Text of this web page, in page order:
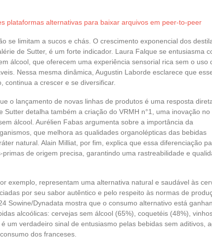
plataformas alternativas para baixar arquivos em peer-to-peer
se limitam a sucos e chás. O crescimento exponencial dos
de Sutter, é um forte indicador. Laura Falque se entusiasma
álcool, que oferecem uma experiência sensorial rica sem o uso
Nessa mesma dinâmica, Augustin Laborde esclarece que
continua a crescer e se diversificar.
o lançamento de novas linhas de produtos é uma resposta
Sutter detalha também a criação do VRMH n°1, uma inovação no
álcool. Aurélien Fabas argumenta sobre a importância da
que melhora as qualidades organolépticas das bebidas
natural. Alain Milliat, por fim, explica que essa diferenciação
primas de origem precisa, garantindo uma rastreabilidade e
exemplo, representam uma alternativa natural e saudável às
por seu sabor autêntico e pelo respeito às normas de
Sowine/Dynadata mostra que o consumo alternativo está
alcoólicas: cervejas sem álcool (65%), coquetéis (48%),
um verdadeiro sinal de entusiasmo pelas bebidas sem aditivos,
dos franceses.